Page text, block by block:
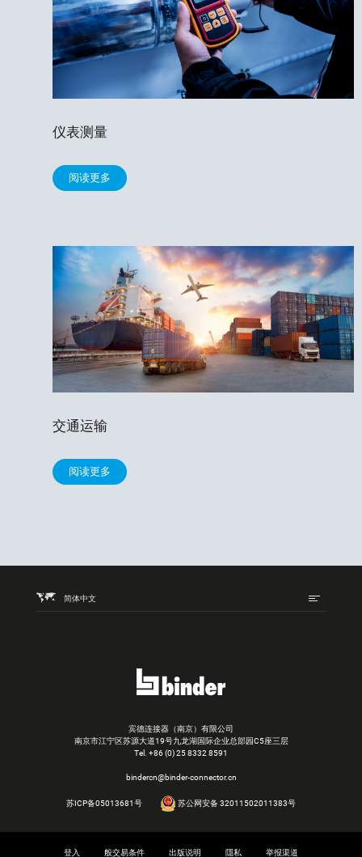
仪表测量
阅读更多
交通运输
阅读更多
简体中文
宾德连接器（南京）有限公司
南京市江宁区苏源大道19号九龙湖国际企业总部园C5座三层
Tel. +86 (0) 25 8332 8591
bindercn@binder-connector.cn
苏ICP备05013681号 苏公网安备 32011502011383号
登入 般交易条件 出版说明 隱私 举报渠道